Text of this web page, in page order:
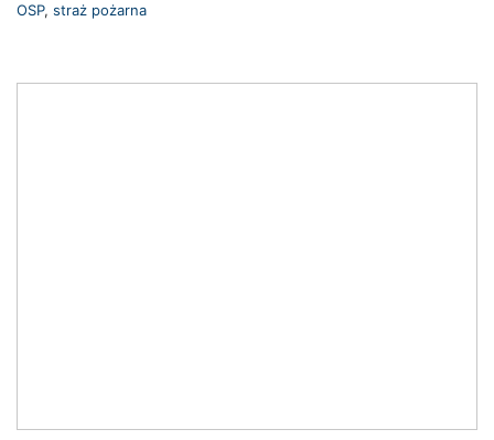
OSP, straż pożarna